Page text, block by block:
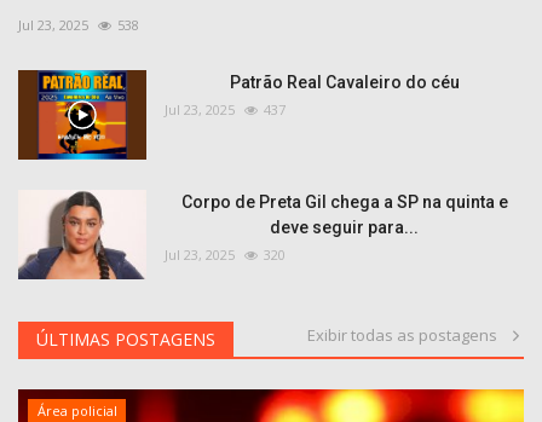
Jul 23, 2025 538
Patrão Real Cavaleiro do céu
Jul 23, 2025 437
Corpo de Preta Gil chega a SP na quinta e
deve seguir para...
Jul 23, 2025 320
ÚLTIMAS POSTAGENS Exibir todas as postagens
Área policial